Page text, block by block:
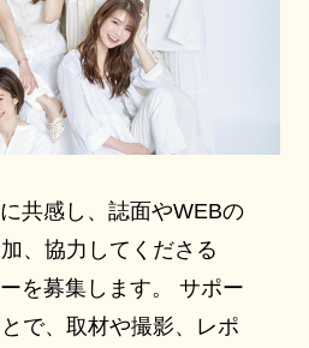
共感し、誌面やWEBの
、協力してくださる
を募集します。 サポー
で、取材や撮影、レポ